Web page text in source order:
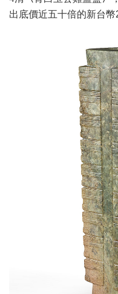
出底價近五十倍的新台